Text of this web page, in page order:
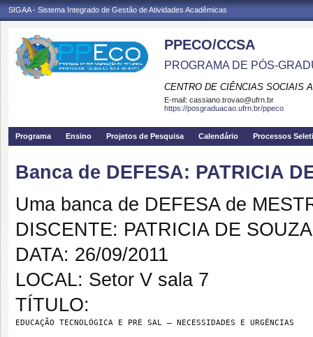
SIGAA - Sistema Integrado de Gestão de Atividades Acadêmicas
PPECO/CCSA
PROGRAMA DE PÓS-
CENTRO DE CIÊNCIAS SOCIAIS
E-mail: cassiano.trovao@ufrn.br
https://posgraduacao.ufrn.br/ppeco
Programa Ensino Projetos de Pesquisa Calendário Processos
Banca de DEFESA: PATRICIA
Uma banca de DEFESA de
DISCENTE: PATRICIA DE
DATA: 26/09/2011
LOCAL: Setor V sala 7
TÍTULO:
EDUCAÇÃO TECNOLÓGICA E PRÉ SAL – NECESSIDADES E URGÊNCIAS